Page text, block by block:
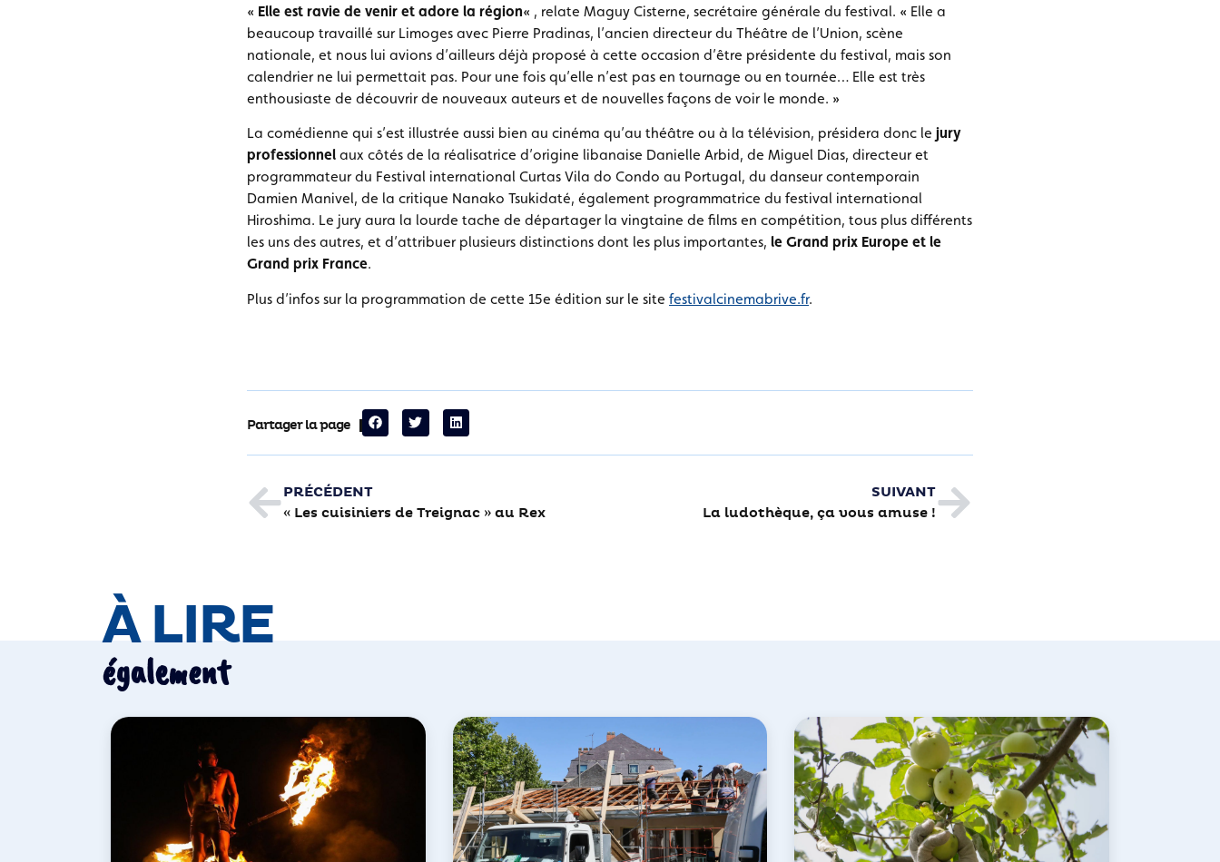
« Elle est ravie de venir et adore la région« , relate Maguy Cisterne, secrétaire générale du festival. « Elle a
beaucoup travaillé sur Limoges avec Pierre Pradinas, l’ancien directeur du Théâtre de l’Union, scène
nationale, et nous lui avions d’ailleurs déjà proposé à cette occasion d’être présidente du festival, mais son
calendrier ne lui permettait pas. Pour une fois qu’elle n’est pas en tournage ou en tournée… Elle est très
enthousiaste de découvrir de nouveaux auteurs et de nouvelles façons de voir le monde. »
La comédienne qui s’est illustrée aussi bien au cinéma qu’au théâtre ou à la télévision, présidera donc le jury
professionnel aux côtés de la réalisatrice d’origine libanaise Danielle Arbid, de Miguel Dias, directeur et
programmateur du Festival international Curtas Vila do Condo au Portugal, du danseur contemporain
Damien Manivel, de la critique Nanako Tsukidaté, également programmatrice du festival international
Hiroshima. Le jury aura la lourde tache de départager la vingtaine de films en compétition, tous plus différents
les uns des autres, et d’attribuer plusieurs distinctions dont les plus importantes, le Grand prix Europe et le
Grand prix France.
Plus d’infos sur la programmation de cette 15e édition sur le site festivalcinemabrive.fr.
Partager la page
PRÉCÉDENT
« Les cuisiniers de Treignac » au Rex
SUIVANT
La ludothèque, ça vous amuse !
À LIRE
également